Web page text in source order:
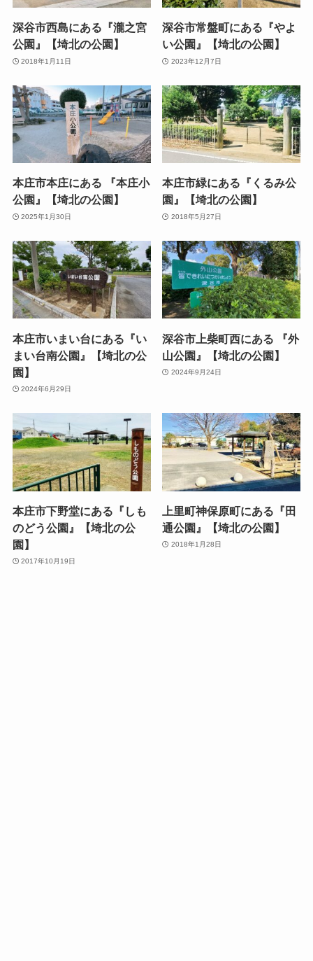
深谷市西島にある『瀧之宮
公園』【埼北の公園】
2018年1月11日
深谷市常盤町にある『やよ
い公園』【埼北の公園】
2023年12月7日
本庄市本庄にある 『本庄小
公園』【埼北の公園】
2025年1月30日
本庄市緑にある『くるみ公
園』【埼北の公園】
2018年5月27日
本庄市いまい台にある『い
まい台南公園』【埼北の公
園】
2024年6月29日
深谷市上柴町西にある 『外
山公園』【埼北の公園】
2024年9月24日
本庄市下野堂にある『しも
のどう公園』【埼北の公
園】
2017年10月19日
上里町神保原町にある『田
通公園』【埼北の公園】
2018年1月28日